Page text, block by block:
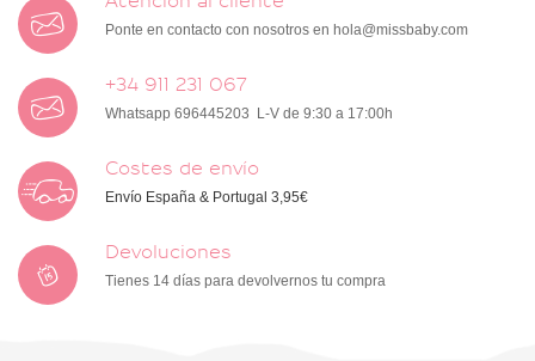
Ponte en contacto con nosotros en hola@missbaby.com
+34 911 231 067
Whatsapp 696445203 L-V de 9:30 a 17:00h
Costes de envío
Envío España & Portugal 3,95€
Devoluciones
Tienes 14 días para devolvernos tu compra